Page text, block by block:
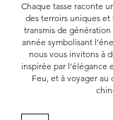
Chaque tasse raconte
des terroirs uniques et
transmis de
année symbolisant
nous vous invitons à
inspirée par l’élégance
Feu, et à voyager